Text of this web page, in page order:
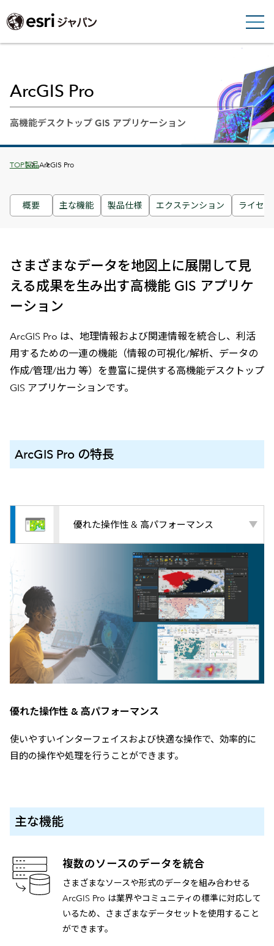
概要 主な機能 製品仕様 エクステンション ライセ
ArcGIS Pro
高機能デスクトップ GIS アプリケーション
Breadcrumbs
TOP製品ArcGIS Pro
さまざまなデータを地図上に展開して見
える成果を生み出す高機能 GIS アプリケ
ーション
ArcGIS Pro は、地理情報および関連情報を統合し、利活
用するための一連の機能（情報の可視化/解析、データの
作成/管理/出力 等）を豊富に提供する高機能デスクトップ
GIS アプリケーションです。
ArcGIS Pro の特長
優れた操作性 & 高パフォーマンス
使いやすいインターフェイスおよび快適な操作で、効率的に
目的の操作や処理を行うことができます。
優れた操作性 & 高パフォーマンス
主な機能
複数のソースのデータを統合
さまざまなソースや形式のデータを組み合わせる
ArcGIS Pro は業界やコミュニティの標準に対応して
いるため、さまざまなデータセットを使用すること
ができます。